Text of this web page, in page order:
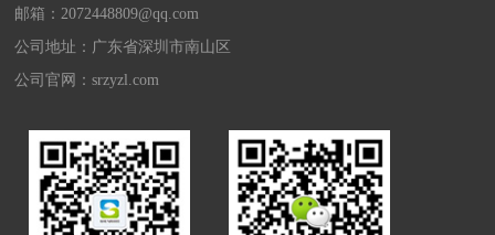
邮箱：2072448809@qq.com
公司地址：广东省深圳市南山区
公司官网：srzyzl.com